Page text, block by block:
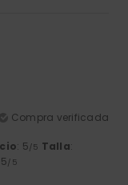
Compra verificada
: 5/5 Talla:
/5